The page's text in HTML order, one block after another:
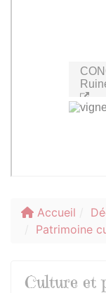
Accueil
Patrimoine
Culture et